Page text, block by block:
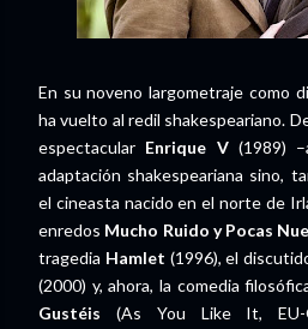
En su noveno largometraje como
ha vuelto al redil shakespeariano.
espectacular Enrique V(1989)
adaptación shakespeariana sino,
el cineasta nacido en el norte de
enredos Mucho Ruido y Pocas
tragedia Hamlet (1996), el
(2000) y, ahora, la comedia
Gustéis (As You Like It, EU-